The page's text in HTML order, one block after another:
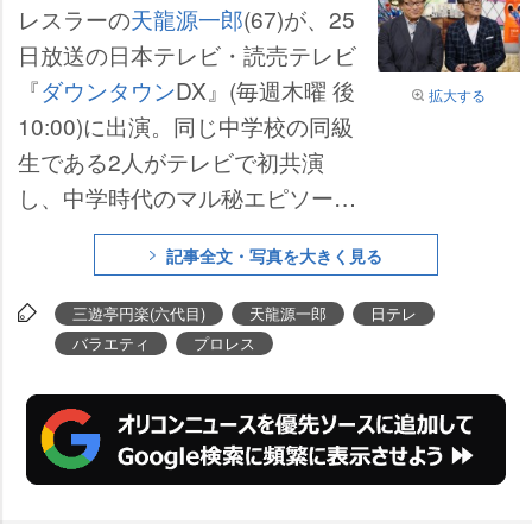
拡大する
レスラーの天龍源一郎(67)が、25
日放送の日本テレビ・読売テレビ
『ダウンタウンDX』(毎週木曜 後
10:00)に出演。同じ中学校の同級
生である2人がテレビで初共演
し、中学時代のマル秘エピソード
を暴露し合った。
記事全文・写真を大きく見る
三遊亭円楽(六代目) 天龍源一郎
日テレ
バラエティ
プロレス